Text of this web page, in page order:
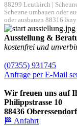
88299 Leutkirch
Scheune umbauen oder
oder ausbauen 88316 Isny
Ausstellung &
kostenfrei und
(07355) 931745
Anfrage per E-Mail
Wir freuen uns auf
Philippstrasse 10
88436 Oberessendorf
🏁 Anfahrt